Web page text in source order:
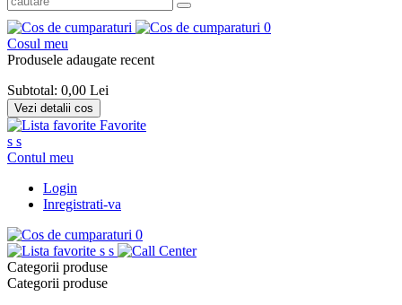
0
Cosul meu
Produsele adaugate recent
Subtotal: 0,00 Lei
Vezi detalii cos
Favorite
s s
Contul meu
Login
Inregistrati-va
0
s s
Categorii produse
Categorii produse